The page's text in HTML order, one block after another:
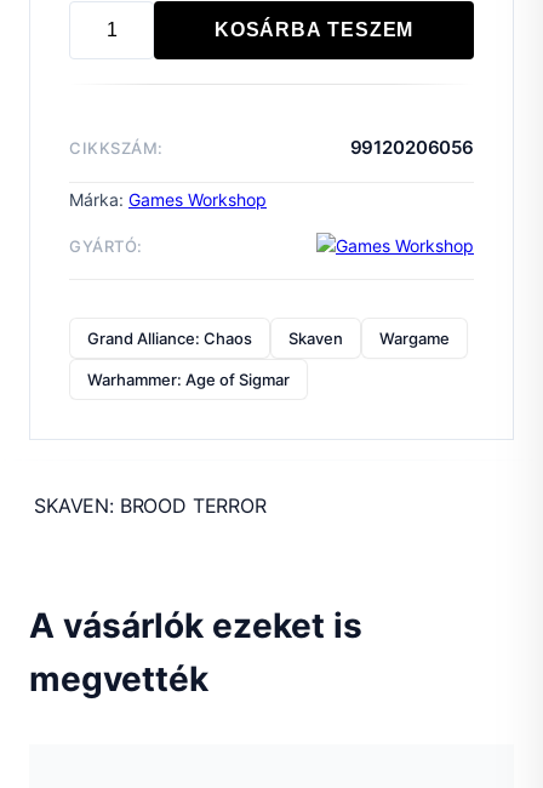
SKAVEN:
mennyiség
KOSÁRBA TESZEM
CIKKSZÁM: 99120206056
Márka: Games Workshop
GYÁRTÓ:
Grand Alliance: Chaos Skaven Wargame
Warhammer: Age of Sigmar
SKAVEN: BROOD TERROR
A vásárlók ezeket is
megvették